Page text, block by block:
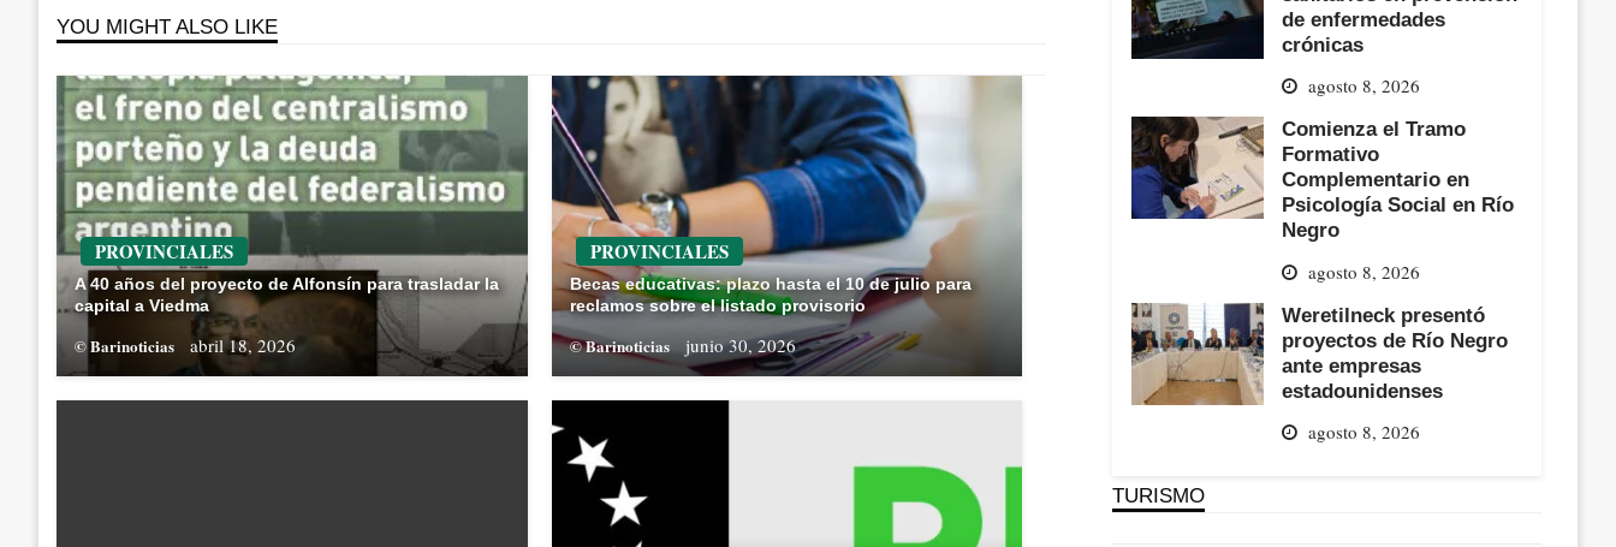
YOU MIGHT ALSO LIKE
PROVINCIALES
A 40 años del proyecto de Alfonsín para trasladar la
capital a Viedma
© Barinoticias abril 18, 2026
PROVINCIALES
Becas educativas: plazo hasta el 10 de julio para
reclamos sobre el listado provisorio
© Barinoticias junio 30, 2026
de enfermedades
crónicas
agosto 8, 2026
Comienza el Tramo
Formativo
Complementario en
Psicología Social en Río
Negro
agosto 8, 2026
Weretilneck presentó
proyectos de Río Negro
ante empresas
estadounidenses
agosto 8, 2026
TURISMO